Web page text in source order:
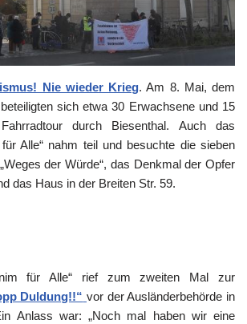
Nie wieder Krieg. Am 8. Mai, dem
sich etwa 30 Erwachsene und 15
durch Biesenthal. Auch das
Alle“ nahm teil und besuchte die sieben
der Würde“, das Denkmal der Opfer
das Haus in der Breiten Str. 59.
für Alle“ rief zum zweiten Mal zur
Duldung!!“ vor der Ausländerbehörde in
Anlass war: „Noch mal haben wir eine